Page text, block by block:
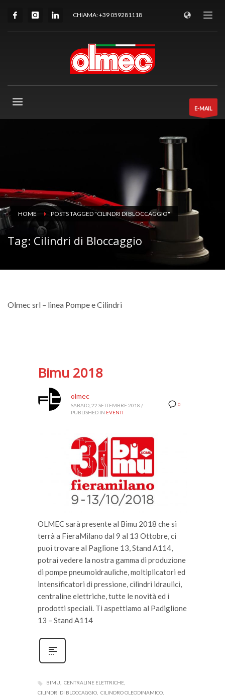
CHIAMA: +39 059281118
E-MAIL
HOME POSTS TAGGED "CILINDRI DI BLOCCAGGIO"
Tag: Cilindri di Bloccaggio
Olmec srl – linea Pompe e Cilindri
Bimu 2018
0
olmec
SABATO, 22 SETTEMBRE 2018 /
PUBLISHED IN EVENTI
OLMEC sarà presente al Bimu 2018 che si
terrà a FieraMilano dal 9 al 13 Ottobre, ci
puoi trovare al Paglione 13, Stand A114,
potrai vedere la nostra gamma di produzione
di pompe pneumoidrauliche, moltiplicatori ed
intensificatori di pressione, cilindri idraulici,
centraline elettriche, tutte le novità ed i
prodotti speciali. Ti aspettiamo al Padiglione
13 – Stand A114
BIMU
CENTRALINE ELETTRICHE
CILINDRI DI BLOCCAGGIO CILINDRO OLEODINAMICO